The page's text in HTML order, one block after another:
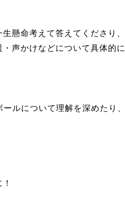
懸命考えて答えてくださり、
声かけなどについて具体的
ルについて理解を深めたり